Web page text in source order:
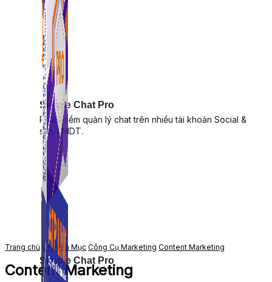
Simple Chat Pro
Phần mềm quản lý chat trên nhiều tài khoản Social &
sàn TMDT.
Simple Chat Pro
Trang chủ Chuyên Mục Công Cụ Marketing Content Marketing
Content Marketing